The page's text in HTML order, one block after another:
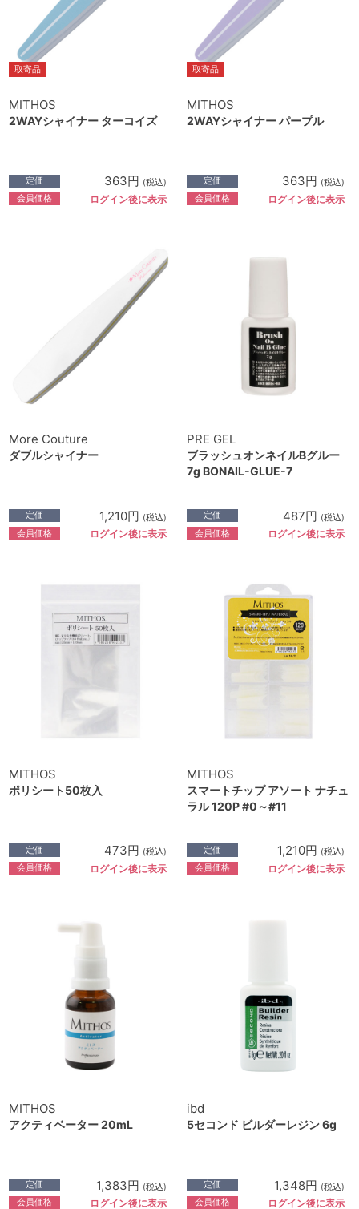
取寄品
MITHOS
2WAYシャイナー ターコイズ
定価 363円 (税込)
会員価格 ログイン後に表示
取寄品
MITHOS
2WAYシャイナー パープル
定価 363円 (税込)
会員価格 ログイン後に表示
More Couture
ダブルシャイナー
定価 1,210円 (税込)
会員価格 ログイン後に表示
PRE GEL
ブラッシュオンネイルBグルー
7g BONAIL-GLUE-7
定価 487円 (税込)
会員価格 ログイン後に表示
MITHOS
ポリシート50枚入
定価 473円 (税込)
会員価格 ログイン後に表示
MITHOS
スマートチップ アソート ナチュ
ラル 120P #0～#11
定価 1,210円 (税込)
会員価格 ログイン後に表示
MITHOS
アクティベーター 20mL
定価 1,383円 (税込)
会員価格 ログイン後に表示
ibd
5セコンド ビルダーレジン 6g
定価 1,348円 (税込)
会員価格 ログイン後に表示